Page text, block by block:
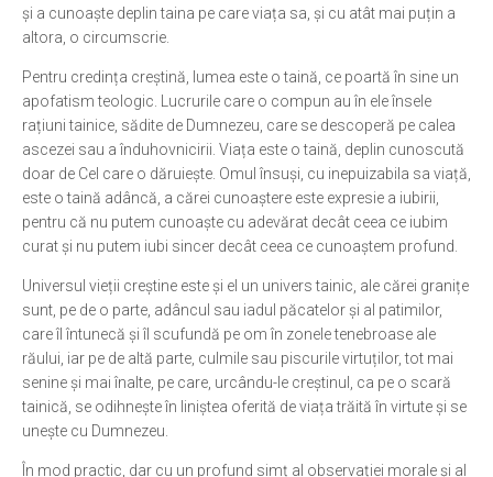
și a cunoaște deplin taina pe care viața sa, și cu atât mai puțin a
altora, o circumscrie.
Pentru credința creștină, lumea este o taină, ce poartă în sine un
apofatism teologic. Lucrurile care o compun au în ele însele
rațiuni tainice, sădite de Dumnezeu, care se descoperă pe calea
ascezei sau a înduhovnicirii. Viața este o taină, deplin cunoscută
doar de Cel care o dăruiește. Omul însuși, cu inepuizabila sa viață,
este o taină adâncă, a cărei cunoaștere este expresie a iubirii,
pentru că nu putem cunoaște cu adevărat decât ceea ce iubim
curat și nu putem iubi sincer decât ceea ce cunoaștem profund.
Universul vieții creștine este și el un univers tainic, ale cărei granițe
sunt, pe de o parte, adâncul sau iadul păcatelor și al patimilor,
care îl întunecă și îl scufundă pe om în zonele tenebroase ale
răului, iar pe de altă parte, culmile sau piscurile virtuților, tot mai
senine și mai înalte, pe care, urcându-le creștinul, ca pe o scară
tainică, se odihnește în liniștea oferită de viața trăită în virtute și se
unește cu Dumnezeu.
În mod practic, dar cu un profund simț al observației morale și al